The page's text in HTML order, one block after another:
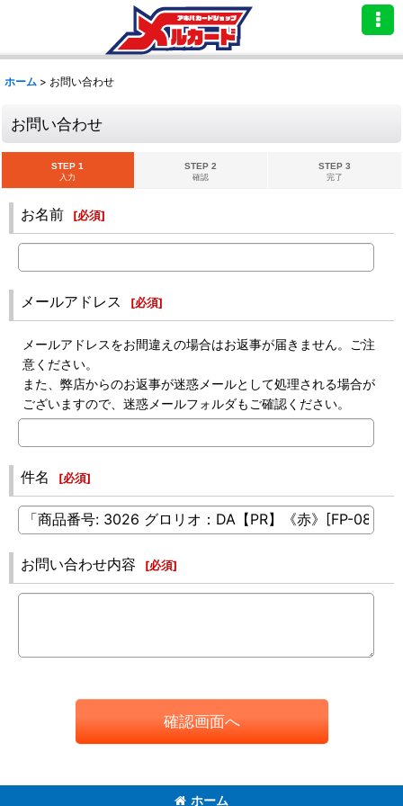
ホーム > お問い合わせ
お問い合わせ
STEP 1
入力
STEP 2
確認
STEP 3
完了
お名前 [必須]
メールアドレス [必須]
メールアドレスをお間違えの場合はお返事が届きません。ご注
意ください。
また、弊店からのお返事が迷惑メールとして処理される場合が
ございますので、迷惑メールフォルダもご確認ください。
件名 [必須]
お問い合わせ内容 [必須]
確認画面へ
ホーム